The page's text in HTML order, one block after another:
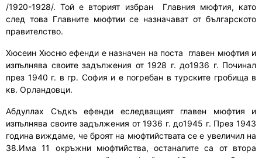
/1920-1928/. Той е вторият избран Главния мюфтия, като
след това Главните мюфтии се назначават от българското
правителство.
Хюсеин Хюсню ефенди е назначен на поста главен мюфтия и
изпълнява своите задължения от 1928 г. до1936 г. Починал
през 1940 г. в гр. София и е погребан в турските гробища в
кв. Орландовци.
Абдуллах Съдкъ ефенди еследващият главен мюфтия и
изпълнява своите задължения от 1936 г. до1945 г. През 1943
година виждаме, че броят на мюфтийствата сее увеличил на
38.Има 11 окръжни мюфтийства, останалите са от втора